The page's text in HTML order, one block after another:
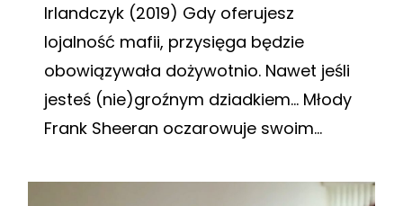
Irlandczyk (2019) Gdy oferujesz
lojalność mafii, przysięga będzie
obowiązywała dożywotnio. Nawet jeśli
jesteś (nie)groźnym dziadkiem… Młody
Frank Sheeran oczarowuje swoim...